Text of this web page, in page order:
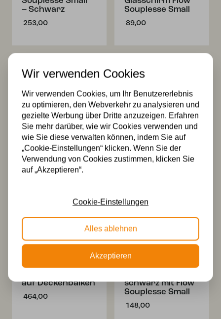
– Schwarz
253,00
Souplesse Small
89,00
Tiffany
Pendelleuchte
Flow Souplesse
158,00
2 x Tiffany Flow
Souplesse Small
auf Deckenbalken
328,00
3 x Tiffany Flow
auf Deckenbalken
464,00
schwarz mit Flow
Souplesse Small
148,00
Wir verwenden Cookies
Wir verwenden Cookies, um Ihr Benutzererlebnis
zu optimieren, den Webverkehr zu analysieren und
gezielte Werbung über Dritte anzuzeigen. Erfahren
Sie mehr darüber, wie wir Cookies verwenden und
wie Sie diese verwalten können, indem Sie auf
„Cookie-Einstellungen“ klicken. Wenn Sie der
Verwendung von Cookies zustimmen, klicken Sie
auf „Akzeptieren“.
Cookie-Einstellungen
Alles ablehnen
Akzeptieren